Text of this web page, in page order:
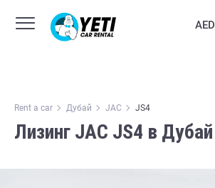
AED
Rent a car Дубай JAC JS4
Лизинг JAC JS4 в Дубай